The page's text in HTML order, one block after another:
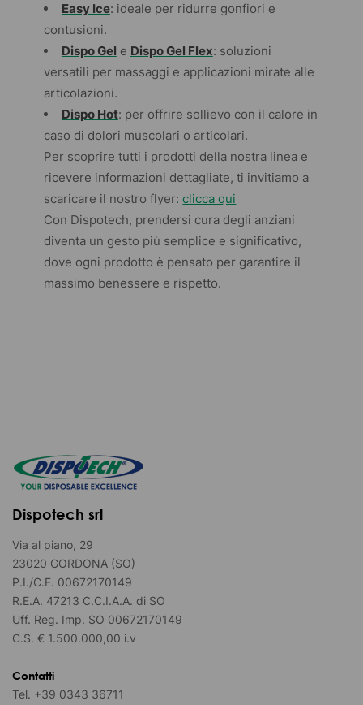
Easy Ice: ideale per ridurre gonfiori e
contusioni.
Dispo Gel e Dispo Gel Flex: soluzioni
versatili per massaggi e applicazioni mirate alle
articolazioni.
Dispo Hot: per offrire sollievo con il calore in
caso di dolori muscolari o articolari.
Per scoprire tutti i prodotti della nostra linea e
ricevere informazioni dettagliate, ti invitiamo a
scaricare il nostro flyer:clicca qui
Con Dispotech, prendersi cura degli anziani
diventa un gesto più semplice e significativo,
dove ogni prodotto è pensato per garantire il
massimo benessere e rispetto.
Dispotech srl
Via al piano, 29
23020 GORDONA (SO)
P.I./C.F. 00672170149
R.E.A. 47213 C.C.I.A.A. di SO
Uff. Reg. Imp. SO 00672170149
C.S. € 1.500.000,00 i.v
Contatti
Tel. +39 0343 36711